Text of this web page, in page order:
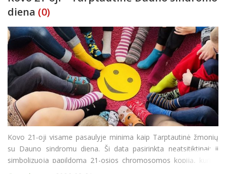
diena (0)
Kovo 21-oji visame pasaulyje minima kaip Tarptautinė žmonių
su Dauno sindromu diena. Ši data pasirinkta neatsitiktinai: ji
simbolizuoja papildomą 21-osios chromosomos kopiją, kuri ir
lemia šį genetinį ypatumą. Tačiau už medicininių terminų slypi